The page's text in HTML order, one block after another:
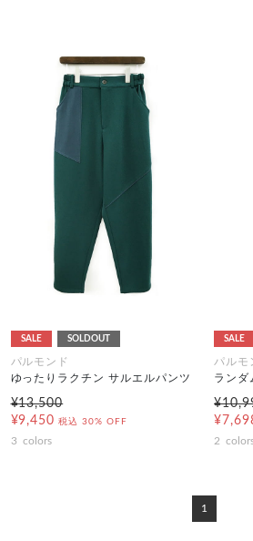
SALE SOLDOUT
パルモンド
ゆったりラクチン サルエルパンツ
¥13,500
¥9,450 税込 30% OFF
3 colors
SALE
パルモ
ランダ
2
1